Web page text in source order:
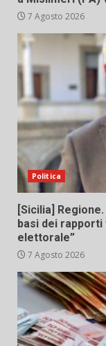
7 Agosto 2026
Politica
[Sicilia]
basi dei
elettorale”
7 Agosto 2026